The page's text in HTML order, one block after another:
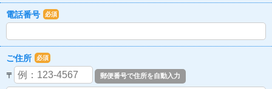
電話番号 必須
ご住所 必須
〒